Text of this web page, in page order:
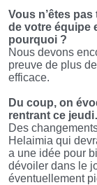
Vous n’êtes
de votre équipe
pourquoi ?
Nous devons
preuve de plus
efficace.
Du coup, on
rentrant ce
Des
Helaimia qui
a une idée pour
dévoiler dans le
éventuellement